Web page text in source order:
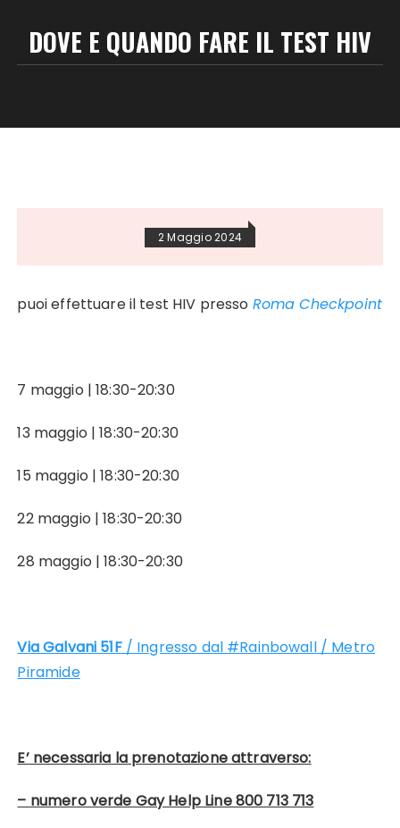
DOVE E QUANDO FARE IL TEST HIV
2 Maggio 2024
puoi effettuare il test HIV presso Roma Checkpoint
7 maggio | 18:30-20:30
13 maggio | 18:30-20:30
15 maggio | 18:30-20:30
22 maggio | 18:30-20:30
28 maggio | 18:30-20:30
Via Galvani 51F / Ingresso dal #Rainbowall / Metro
Piramide
E’ necessaria la prenotazione attraverso:
– numero verde Gay Help Line 800 713 713